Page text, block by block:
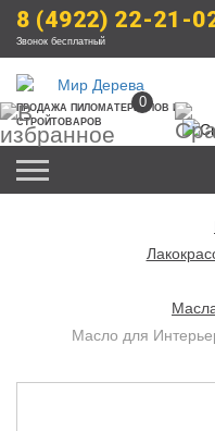
8 (4922) 22-21-
Звонок бесплатный
ПРОДАЖА ПИЛОМАТЕРИАЛОВ И
СТРОЙТОВАРОВ
0
Масло для